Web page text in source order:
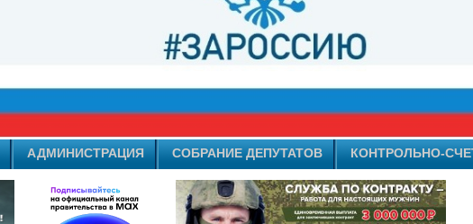
АДМИНИСТРАЦИЯ СОБРАНИЕ ДЕПУТАТОВ КОНТРОЛЬНО-